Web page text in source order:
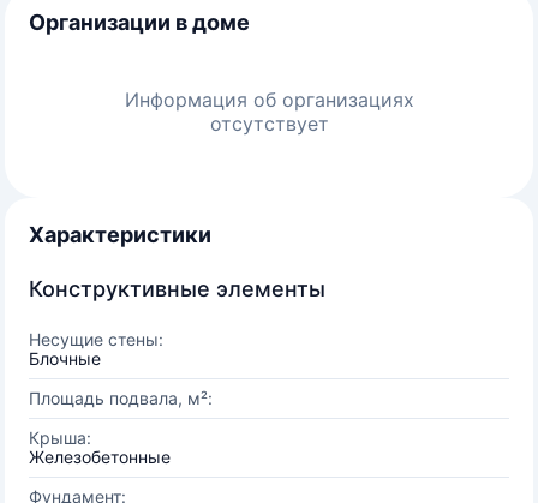
Организации в доме
Информация об организациях
отсутствует
Характеристики
Конструктивные элементы
Несущие стены:
Блочные
Площадь подвала, м²:
Крыша:
Железобетонные
Фундамент: